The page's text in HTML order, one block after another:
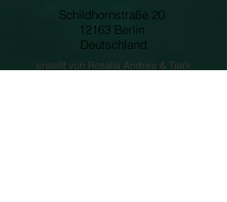
Schildhornstraße 20
12163 Berlin
Deutschland
erstellt von Rosalia Andrea & Tjark